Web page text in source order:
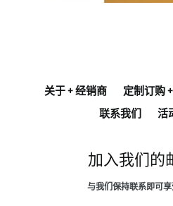
关于 + 经销商 定制订购
联系我们
活
加入我们的
与我们保持联系即可